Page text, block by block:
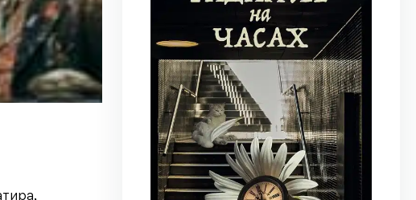
19 июля 2026|Литклуб
Яков Фрейдин. Возврат в никуда
«Мои друзья-приятели в Америке усиленно